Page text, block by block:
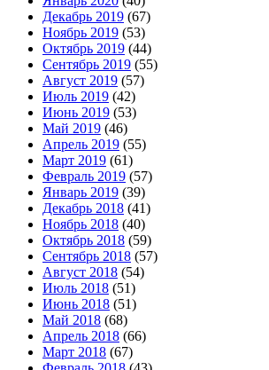
Декабрь 2019 (67)
Ноябрь 2019 (53)
Октябрь 2019 (44)
Сентябрь 2019 (55)
Август 2019 (57)
Июль 2019 (42)
Июнь 2019 (53)
Май 2019 (46)
Апрель 2019 (55)
Март 2019 (61)
Февраль 2019 (57)
Январь 2019 (39)
Декабрь 2018 (41)
Ноябрь 2018 (40)
Октябрь 2018 (59)
Сентябрь 2018 (57)
Август 2018 (54)
Июль 2018 (51)
Июнь 2018 (51)
Май 2018 (68)
Апрель 2018 (66)
Март 2018 (67)